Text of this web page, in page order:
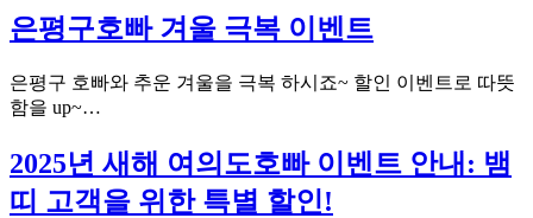
은평구호빠 겨울 극복 이벤트
은평구 호빠와 추운 겨울을 극복 하시죠~ 할인 이벤트로 따뜻
함을 up~…
2025년 새해 여의도호빠 이벤트 안내: 뱀
띠 고객을 위한 특별 할인!